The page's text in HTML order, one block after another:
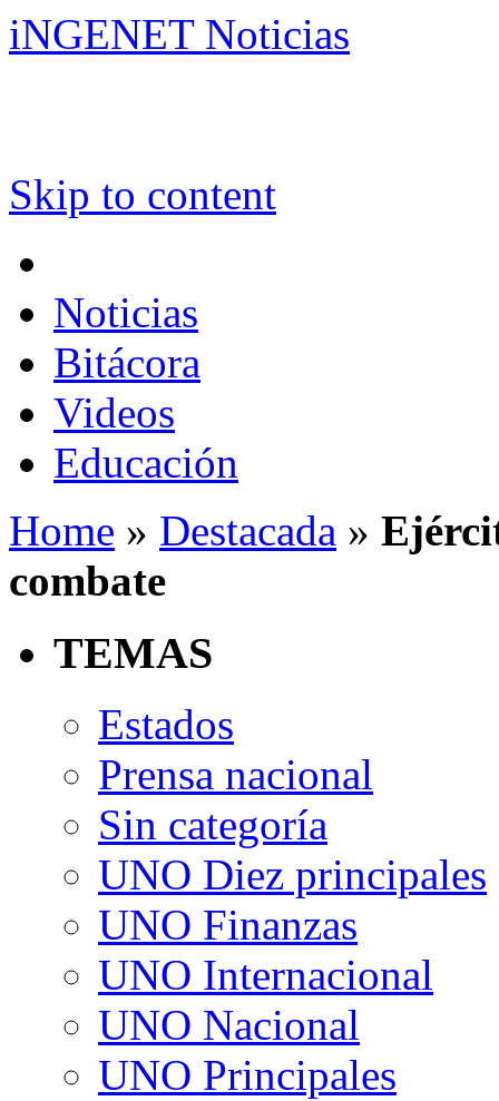
iNGENET Noticias
Skip to content
Noticias
Bitácora
Videos
Educación
Home » Destacada »
combate
TEMAS
Estados
Prensa nacional
Sin categoría
UNO Diez principales
UNO Finanzas
UNO Internacional
UNO Nacional
UNO Principales